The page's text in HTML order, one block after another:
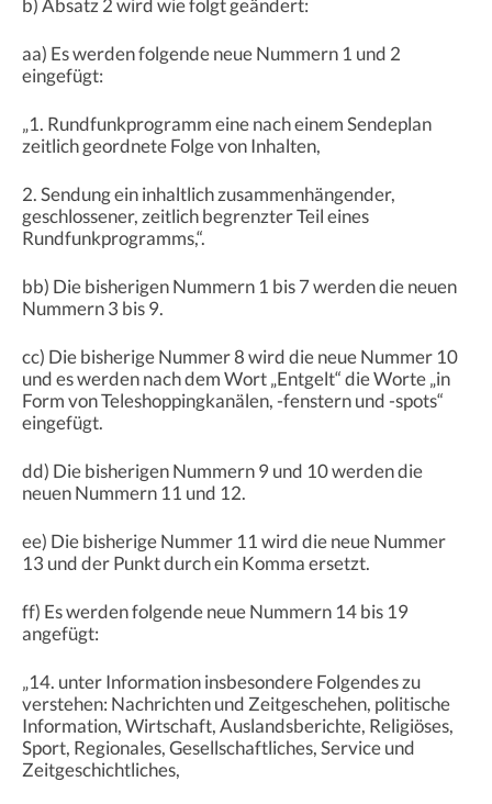
b) Absatz 2 wird wie folgt geändert:
aa) Es werden folgende neue Nummern 1 und 2
eingefügt:
„1. Rundfunkprogramm eine nach einem Sendeplan
zeitlich geordnete Folge von Inhalten,
2. Sendung ein inhaltlich zusammenhängender,
geschlossener, zeitlich begrenzter Teil eines
Rundfunkprogramms,“.
bb) Die bisherigen Nummern 1 bis 7 werden die neuen
Nummern 3 bis 9.
cc) Die bisherige Nummer 8 wird die neue Nummer 10
und es werden nach dem Wort „Entgelt“ die Worte „in
Form von Teleshoppingkanälen, -fenstern und -spots“
eingefügt.
dd) Die bisherigen Nummern 9 und 10 werden die
neuen Nummern 11 und 12.
ee) Die bisherige Nummer 11 wird die neue Nummer
13 und der Punkt durch ein Komma ersetzt.
ff) Es werden folgende neue Nummern 14 bis 19
angefügt:
„14. unter Information insbesondere Folgendes zu
verstehen: Nachrichten und Zeitgeschehen, politische
Information, Wirtschaft, Auslandsberichte, Religiöses,
Sport, Regionales, Gesellschaftliches, Service und
Zeitgeschichtliches,